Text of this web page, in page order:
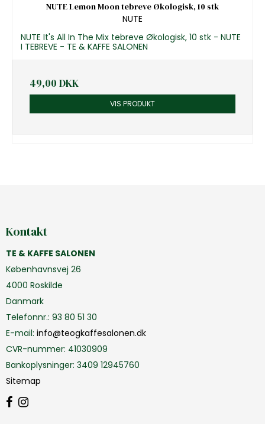
NUTE Lemon Moon tebreve Økologisk, 10 stk
NUTE
NUTE It's All In The Mix tebreve Økologisk, 10 stk - NUTE
I TEBREVE - TE & KAFFE SALONEN
49,00 DKK
VIS PRODUKT
Kontakt
TE & KAFFE SALONEN
Københavnsvej 26
4000 Roskilde
Danmark
Telefonnr.: 93 80 51 30
E-mail: info@teogkaffesalonen.dk
CVR-nummer: 41030909
Bankoplysninger: 3409 12945760
Sitemap